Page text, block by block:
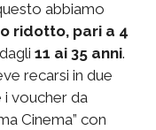
abbiamo
ridotto, pari a 4
11 ai 35 anni.
recarsi in due
i voucher da
Cinema” con